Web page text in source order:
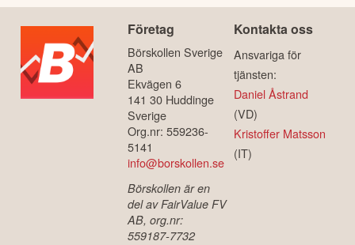
Företag
Börskollen Sverige
AB
Ekvägen 6
141 30 Huddinge
Sverige
Org.nr: 559236-
5141
info@borskollen.se
Börskollen är en
del av FairValue FV
AB, org.nr:
559187-7732
Kontakta oss
Ansvariga för
tjänsten:
Daniel Åstrand
(VD)
Kristoffer Matsson
(IT)